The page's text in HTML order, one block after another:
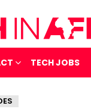
TECH JOBS